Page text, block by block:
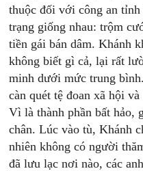
thuộc đối với công an
trạng giống nhau: trộm
tiền gái bán dâm. Khánh
không biết gì cả, lại rất
minh dưới mức trung
càn quét tệ đoan xã hội
Vì là thành phần bất hảo,
chân. Lúc vào tù, Khánh
nhiên không có người
đã lưu lạc nơi nào, các